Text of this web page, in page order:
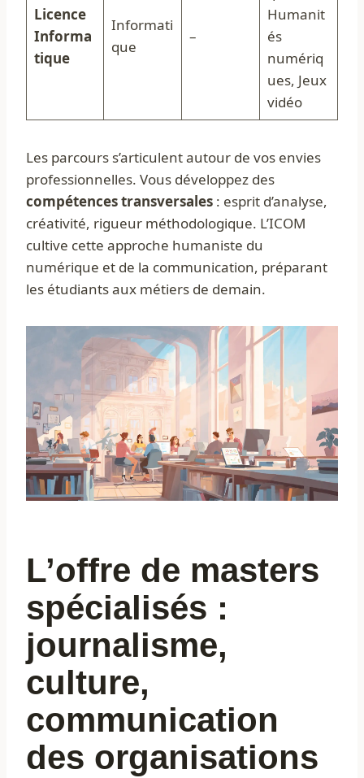
Licence
Informa
tique
Informati
que
–
Humanit
és
numériq
ues, Jeux
vidéo
Les parcours s’articulent autour de vos envies
professionnelles. Vous développez des
compétences transversales : esprit d’analyse,
créativité, rigueur méthodologique. L’ICOM
cultive cette approche humaniste du
numérique et de la communication, préparant
les étudiants aux métiers de demain.
L’offre de masters
spécialisés :
journalisme,
culture,
communication
des organisations